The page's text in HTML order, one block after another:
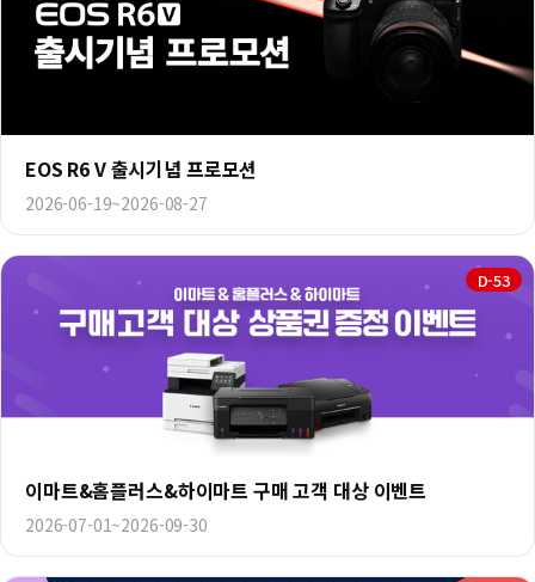
EOS R6 V 출시기념 프로모션
2026-06-19~2026-08-27
D-53
이마트&홈플러스&하이마트 구매 고객 대상 이벤트
2026-07-01~2026-09-30